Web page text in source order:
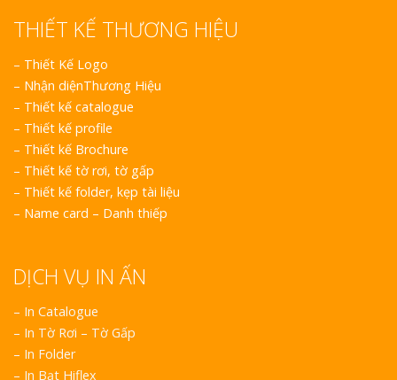
THIẾT KẾ THƯƠNG HIỆU
– Thiết Kế Logo
– Nhận diệnThương Hiệu
– Thiết kế catalogue
– Thiết kế profile
– Thiết kế Brochure
– Thiết kế tờ rơi, tờ gấp
– Thiết kế folder, kẹp tài liệu
– Name card – Danh thiếp
DỊCH VỤ IN ẤN
– In Catalogue
– In Tờ Rơi – Tờ Gấp
– In Folder
– In Bạt Hiflex